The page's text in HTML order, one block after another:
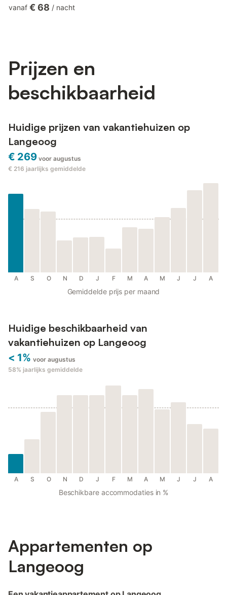
voor senioren of mensen met een lichamelijke beperking. Het
vanaf € 68 / nacht
Prijzen en
beschikbaarheid
Huidige prijzen van vakantiehuizen op
Langeoog
€ 269 voor augustus
€ 216 jaarlijks gemiddelde
A S O N D J F M A M J J A
Gemiddelde prijs per maand
Huidige beschikbaarheid van
vakantiehuizen op Langeoog
< 1% voor augustus
58% jaarlijks gemiddelde
A S O N D J F M A M J J A
Beschikbare accommodaties in %
Appartementen op
Langeoog